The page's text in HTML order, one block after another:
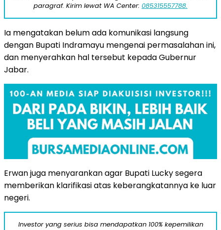
paragraf. Kirim lewat WA Center: 085315557788.
Ia mengatakan belum ada komunikasi langsung
dengan Bupati Indramayu mengenai permasalahan ini,
dan menyerahkan hal tersebut kepada Gubernur
Jabar.
Erwan juga menyarankan agar Bupati Lucky segera
memberikan klarifikasi atas keberangkatannya ke luar
negeri.
Investor yang serius bisa mendapatkan 100% kepemilikan